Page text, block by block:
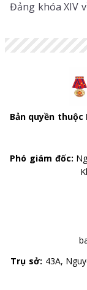
Đảng khóa XIV
Bản quyền
Phó giám đốc:
Trụ sở: 43A,